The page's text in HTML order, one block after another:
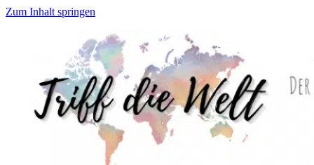
Zum Inhalt springen